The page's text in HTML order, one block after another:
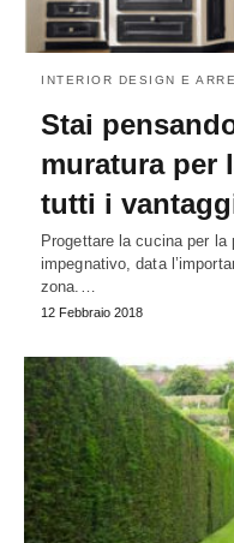
INTERIOR DESIGN E
Stai
muratura per
tutti i
Progettare la cucina per
impegnativo, data
zona.…
12 Febbraio 2018